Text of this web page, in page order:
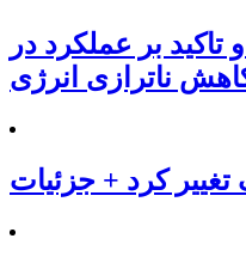
بر عملکرد در
ناترازی انرژی
تغییر کرد + جزئیات